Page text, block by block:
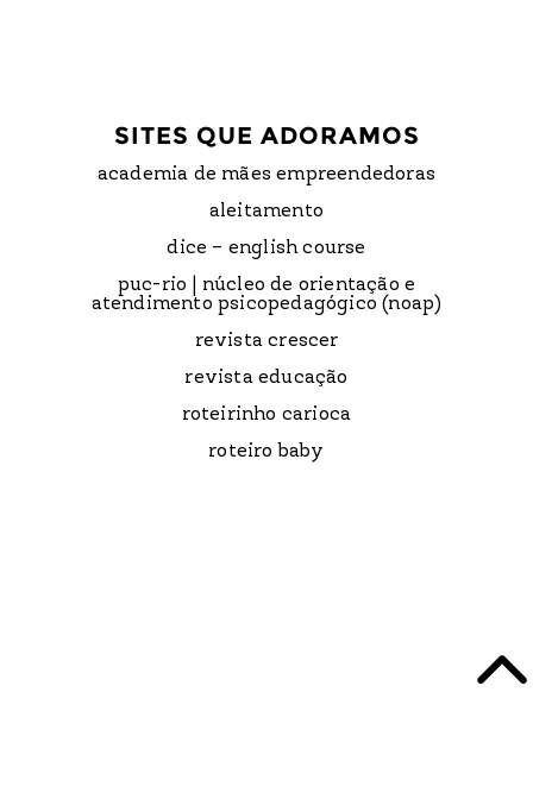
SITES QUE ADORAMOS
academia de mães empreendedoras
aleitamento
dice – english course
puc-rio | núcleo de orientação e
atendimento psicopedagógico (noap)
revista crescer
revista educação
roteirinho carioca
roteiro baby